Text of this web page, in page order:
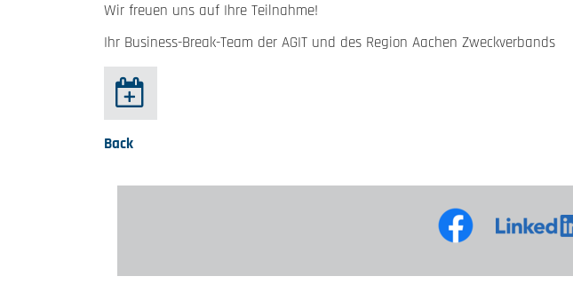
Wir freuen uns auf Ihre Teilnahme!
Ihr Business-Break-Team der AGIT und des Region Aachen Zweckverbands
Back